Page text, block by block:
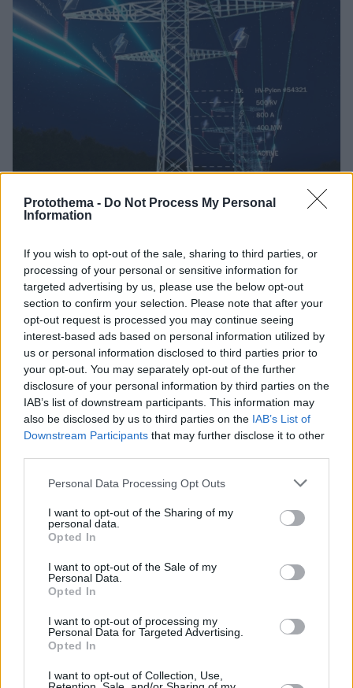
Protothema - Do Not Process My Personal
Information
If you wish to opt-out of the sale, sharing to third parties, or
processing of your personal or sensitive information for
targeted advertising by us, please use the below opt-out
section to confirm your selection. Please note that after your
opt-out request is processed you may continue seeing
interest-based ads based on personal information utilized by
us or personal information disclosed to third parties prior to
your opt-out. You may separately opt-out of the further
disclosure of your personal information by third parties on the
IAB’s list of downstream participants. This information may
also be disclosed by us to third parties on the IAB’s List of
Downstream Participants that may further disclose it to other
Please note that this website/app uses one or more Google
not limited to your visit or usage behaviour. You may click to
grant or deny consent to Google and its third-party tags to
use your data for below specified purposes in below Google
consent section.
Personal Data Processing Opt Outs
I want to opt-out of the Sharing of my
personal data.
Opted In
I want to opt-out of the Sale of my
Personal Data.
Opted In
I want to opt-out of processing my
Personal Data for Targeted Advertising.
Opted In
I want to opt-out of Collection, Use,
Πότε και σε ποιους θα απαγορεύεται να «κοπεί» το
Η ΡΑΕ έδωσε κατευθυντήριες γραμμές στους
παρόχους, κι ενώ οδηγία διαμορφώνει νέο πλαίσιο
για τους καταναλωτές – Προστατευτικοί κανόνες για
τις αποσυνδέσεις των πιο φτωχών νοικοκυριών
22.01.2025, 11:34 3